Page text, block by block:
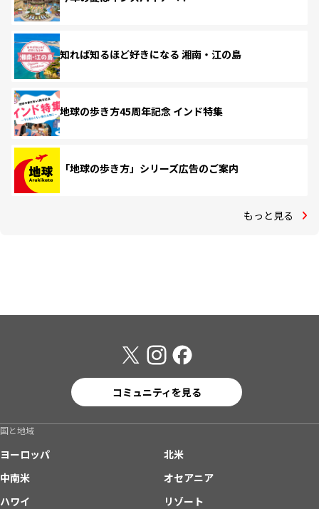
知れば知るほど好きになる 湘南・江の島
地球の歩き方45周年記念 インド特集
「地球の歩き方」シリーズ広告のご案内
もっと見る
コミュニティを見る
国と地域
ヨーロッパ
北米
中南米
オセアニア
ハワイ
リゾート